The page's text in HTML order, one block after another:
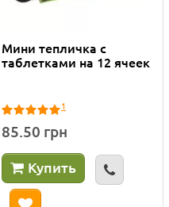
Мини тепличка с
таблетками на 12 ячеек
1
85.50 грн
Купить